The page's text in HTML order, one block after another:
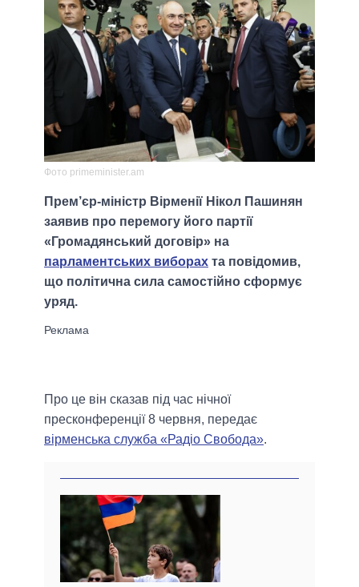
Фото primeminister.am
Прем’єр-міністр Вірменії Нікол Пашинян
заявив про перемогу його партії
«Громадянський договір» на
парламентських виборах та повідомив,
що політична сила самостійно сформує
уряд.
Про це він сказав під час нічної
пресконференції 8 червня, передає
вірменська служба «Радіо Свобода».